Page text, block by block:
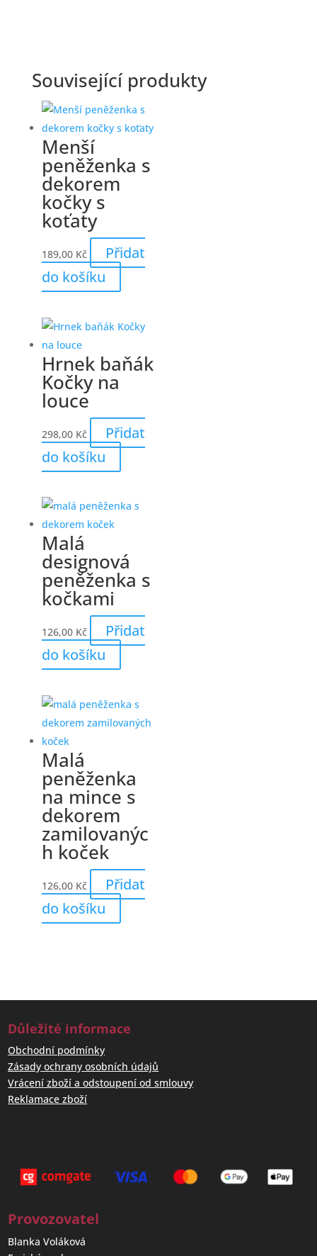
Související produkty
Menší
peněženka s
dekorem
kočky s
koťaty
189,00 Kč
Přidat
do košíku
Hrnek baňák
Kočky na
louce
298,00 Kč
Přidat
do košíku
Malá
designová
peněženka s
kočkami
126,00 Kč
Přidat
do košíku
Malá
peněženka
na mince s
dekorem
zamilovanýc
h koček
126,00 Kč
Přidat
do košíku
Důležité informace
Obchodní podmínky
Zásady ochrany osobních údajů
Vrácení zboží a odstoupení od smlouvy
Reklamace zboží
Provozovatel
Blanka Voláková